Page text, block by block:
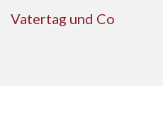
Vatertag und Co